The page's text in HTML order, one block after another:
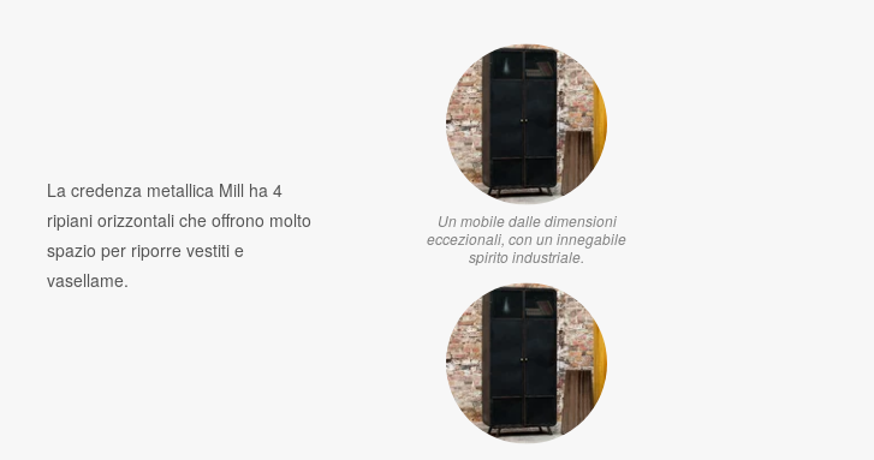
La credenza metallica Mill ha 4
ripiani orizzontali che offrono molto
spazio per riporre vestiti e
vasellame.
Un mobile dalle dimensioni
eccezionali, con un innegabile
spirito industriale.